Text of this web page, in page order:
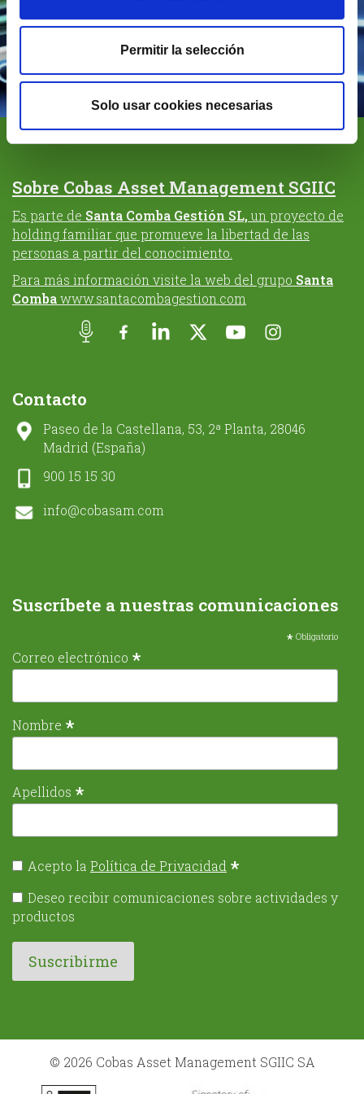
Permitir la selección
Solo usar cookies necesarias
Cobas AM.
Sobre Cobas Asset Management SGIIC
Es parte de Santa Comba Gestión SL, un proyecto de
holding familiar que promueve la libertad de las
personas a partir del conocimiento.
Para más información visite la web del grupo Santa
Combawww.santacombagestion.com
Contacto
Paseo de la Castellana, 53, 2ª Planta, 28046
Madrid (España)
900 15 15 30
info@cobasam.com
Suscríbete a nuestras comunicaciones
* Obligatorio
Correo electrónico *
Nombre *
Apellidos *
Acepto la Política de Privacidad *
Deseo recibir comunicaciones sobre actividades y
productos
© 2026 Cobas Asset Management SGIIC SA